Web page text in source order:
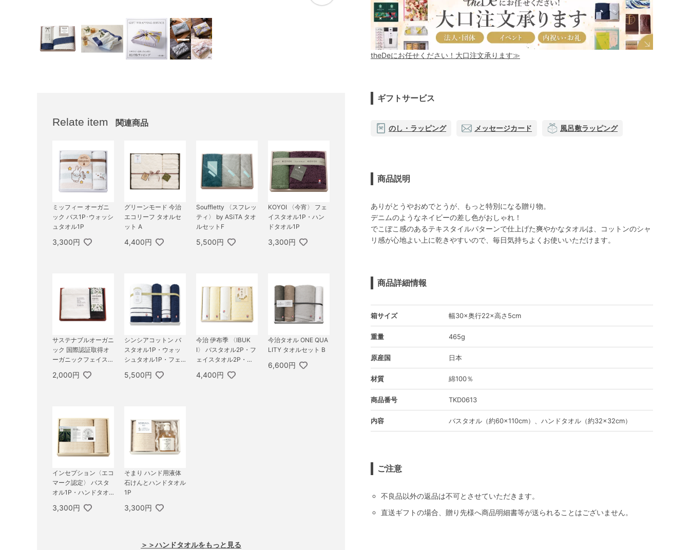
Relate item 関連商品
ミッフィー オーガニ
ック バス1P･ウォッシ
ュタオル1P
3,300円
グリーンモード 今治
エコリーフ タオルセ
ット A
4,400円
Souffletty 〈スフレッ
ティ〉 by ASiTA タオ
ルセットF
5,500円
KOYOI 〈今宵〉 フェ
イスタオル1P・ハン
ドタオル1P
3,300円
サステナブルオーガニ
ック 国際認証取得オ
ーガニックフェイス1
セット
2,000円
シンシアコットン バ
スタオル1P・ウォッ
シュタオル1P・フェ
5,500円
今治 伊布季 〈IBUK
I〉 バスタオル2P・フ
ェイスタオル2P・ハ
4,400円
今治タオル ONE QUA
LITY タオルセット B
6,600円
インセプション〈エコ
マーク認定〉 バスタ
オル1P・ハンドタオ
3,300円
そまり ハンド用液体
石けんとハンドタオル
1P
3,300円
＞＞ハンドタオルをもっと見る
theDeにお任せください！大口注文承ります≫
ギフトサービス
のし・ラッピング メッセージカード 風呂敷ラッピング
商品説明
ありがとうやおめでとうが、もっと特別になる贈り物。
デニムのようなネイビーの差し色がおしゃれ！
でこぼこ感のあるテキスタイルパターンで仕上げた爽やかなタオルは、コットンのシャ
リ感が心地よい上に乾きやすいので、毎日気持ちよくお使いいただけます。
商品詳細情報
箱サイズ 幅30×奥行22×高さ5cm
重量 465g
原産国 日本
材質 綿100％
商品番号 TKD0613
内容 バスタオル（約60×110cm）、ハンドタオル（約32×32cm）
ご注意
不良品以外の返品は不可とさせていただきます。
直送ギフトの場合、贈り先様へ商品明細書等が送られることはございません。